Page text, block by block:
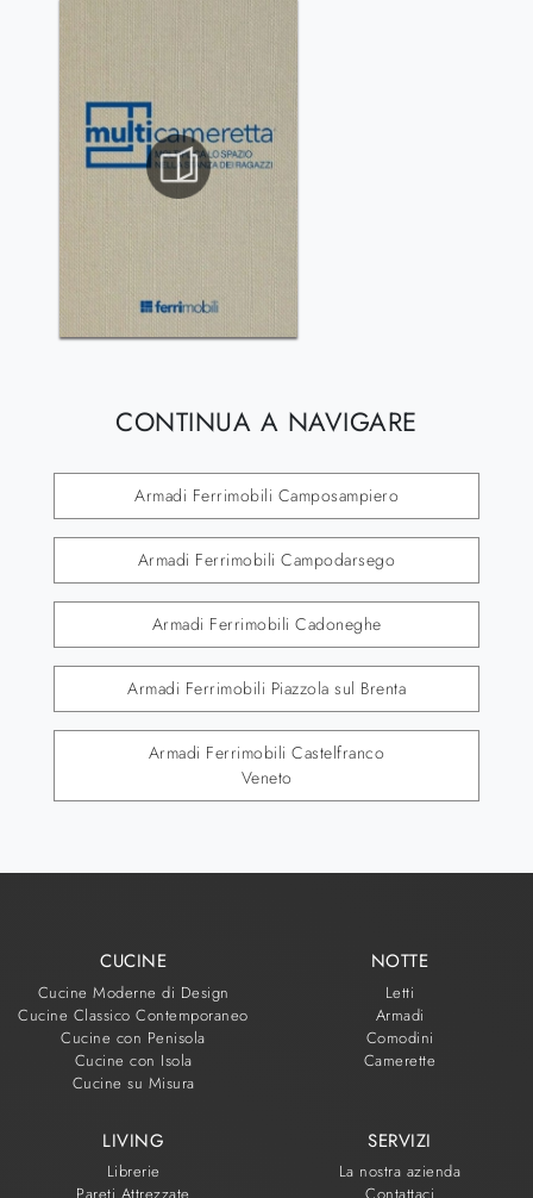
CONTINUA A NAVIGARE
Armadi Ferrimobili Camposampiero
Armadi Ferrimobili Campodarsego
Armadi Ferrimobili Cadoneghe
Armadi Ferrimobili Piazzola sul Brenta
Armadi Ferrimobili Castelfranco
Veneto
CUCINE
Cucine Moderne di Design
Cucine Classico Contemporaneo
Cucine con Penisola
Cucine con Isola
Cucine su Misura
NOTTE
Letti
Armadi
Comodini
Camerette
LIVING
Librerie
SERVIZI
La nostra azienda